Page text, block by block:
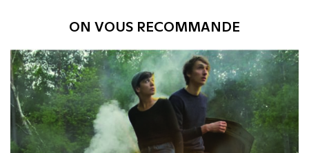
ON VOUS RECOMMANDE